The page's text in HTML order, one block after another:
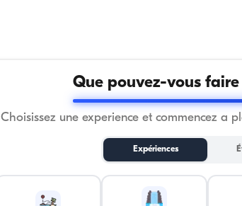
Que pouvez-vous
Choisissez une experience et commencez a
Expériences